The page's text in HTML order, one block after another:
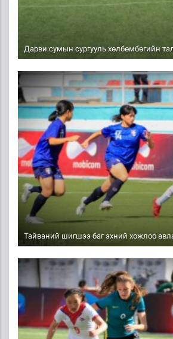
Дарви сумын сургууль хөлбөмбөгийн
Тайваний шигшээ баг эхний хожлоо